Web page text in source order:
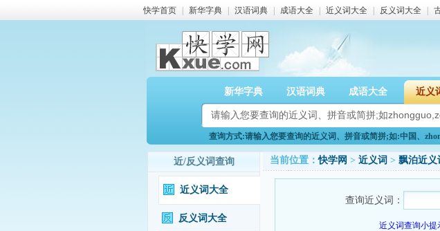
快学首页 新华字典 汉语词典 成语大全 近义词大全 反义词大全
新华字典 汉语词典 成语大全 近义
查询方式:请输入您要查询的近义词、拼音或简拼;如:中国、
近/反义词查询
近义词大全
反义词大全
当前位置：快学网 > 近义词 > 飘泊近义
查询近义词：
近义词查询小提